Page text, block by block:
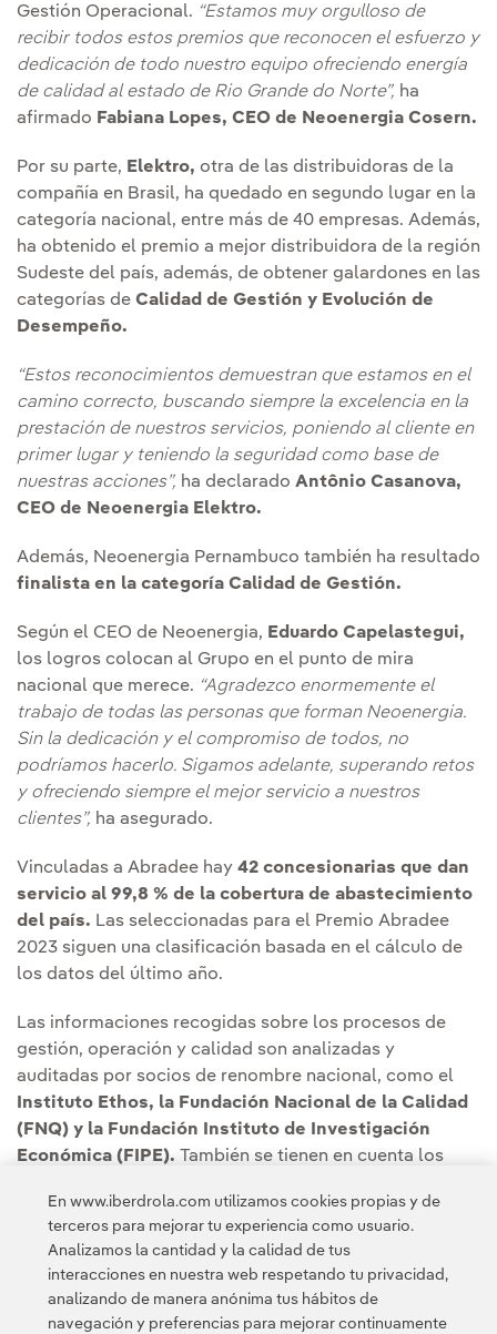
Gestión Operacional. “Estamos muy orgulloso de
recibir todos estos premios que reconocen el esfuerzo y
dedicación de todo nuestro equipo ofreciendo energía
de calidad al estado de Rio Grande do Norte”, ha
afirmado Fabiana Lopes, CEO de Neoenergia Cosern.
Por su parte, Elektro, otra de las distribuidoras de la
compañía en Brasil, ha quedado en segundo lugar en la
categoría nacional, entre más de 40 empresas. Además,
ha obtenido el premio a mejor distribuidora de la región
Sudeste del país, además, de obtener galardones en las
categorías de Calidad de Gestión y Evolución de
Desempeño.
“Estos reconocimientos demuestran que estamos en el
camino correcto, buscando siempre la excelencia en la
prestación de nuestros servicios, poniendo al cliente en
primer lugar y teniendo la seguridad como base de
nuestras acciones”, ha declarado Antônio Casanova,
CEO de Neoenergia Elektro.
Además, Neoenergia Pernambuco también ha resultado
finalista en la categoría Calidad de Gestión.
Según el CEO de Neoenergia, Eduardo Capelastegui,
los logros colocan al Grupo en el punto de mira
nacional que merece. “Agradezco enormemente el
trabajo de todas las personas que forman Neoenergia.
Sin la dedicación y el compromiso de todos, no
podríamos hacerlo. Sigamos adelante, superando retos
y ofreciendo siempre el mejor servicio a nuestros
clientes”, ha asegurado.
Vinculadas a Abradee hay 42 concesionarias que dan
servicio al 99,8 % de la cobertura de abastecimiento
del país. Las seleccionadas para el Premio Abradee
2023 siguen una clasificación basada en el cálculo de
los datos del último año.
Las informaciones recogidas sobre los procesos de
gestión, operación y calidad son analizadas y
auditadas por socios de renombre nacional, como el
Instituto Ethos, la Fundación Nacional de la Calidad
(FNQ) y la Fundación Instituto de Investigación
Económica (FIPE). También se tienen en cuenta los
Residenciales realizada por el Instituto Innovare.
En www.iberdrola.com utilizamos cookies propias y de
terceros para mejorar tu experiencia como usuario.
Analizamos la cantidad y la calidad de tus
interacciones en nuestra web respetando tu privacidad,
analizando de manera anónima tus hábitos de
navegación y preferencias para mejorar continuamente